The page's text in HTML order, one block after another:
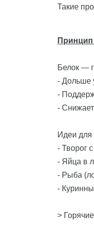
Такие
Белок —
- Дольше
-
- Снижает
Идеи для
- Творог
- Яйца в
- Рыба
-
>